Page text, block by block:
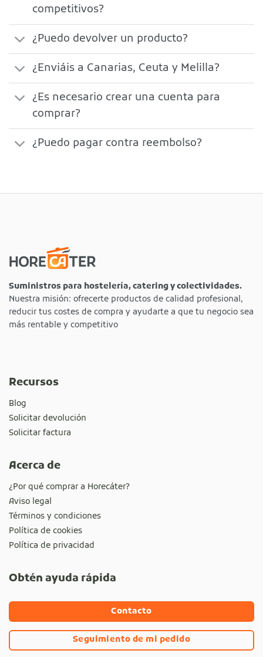
competitivos?
¿Puedo devolver un producto?
¿Enviáis a Canarias, Ceuta y Melilla?
¿Es necesario crear una cuenta para
comprar?
¿Puedo pagar contra reembolso?
Suministros para hostelería, catering y colectividades.
Nuestra misión: ofrecerte productos de calidad profesional,
reducir tus costes de compra y ayudarte a que tu negocio sea
más rentable y competitivo
Recursos
Blog
Solicitar devolución
Solicitar factura
Acerca de
¿Por qué comprar a Horecáter?
Aviso legal
Términos y condiciones
Política de cookies
Política de privacidad
Obtén ayuda rápida
Contacto
Seguimiento de mi pedido